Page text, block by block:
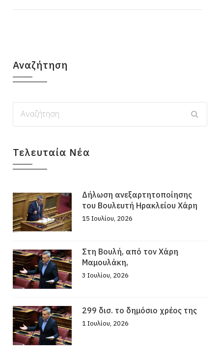
Αναζήτηση
Τελευταία Νέα
Δήλωση ανεξαρτητοποίησης
του Βουλευτή Ηρακλείου Χάρη
15 Ιουλίου, 2026
Στη Βουλή, από τον Χάρη
Μαμουλάκη,
3 Ιουλίου, 2026
299 δισ. το δημόσιο χρέος της
1 Ιουλίου, 2026